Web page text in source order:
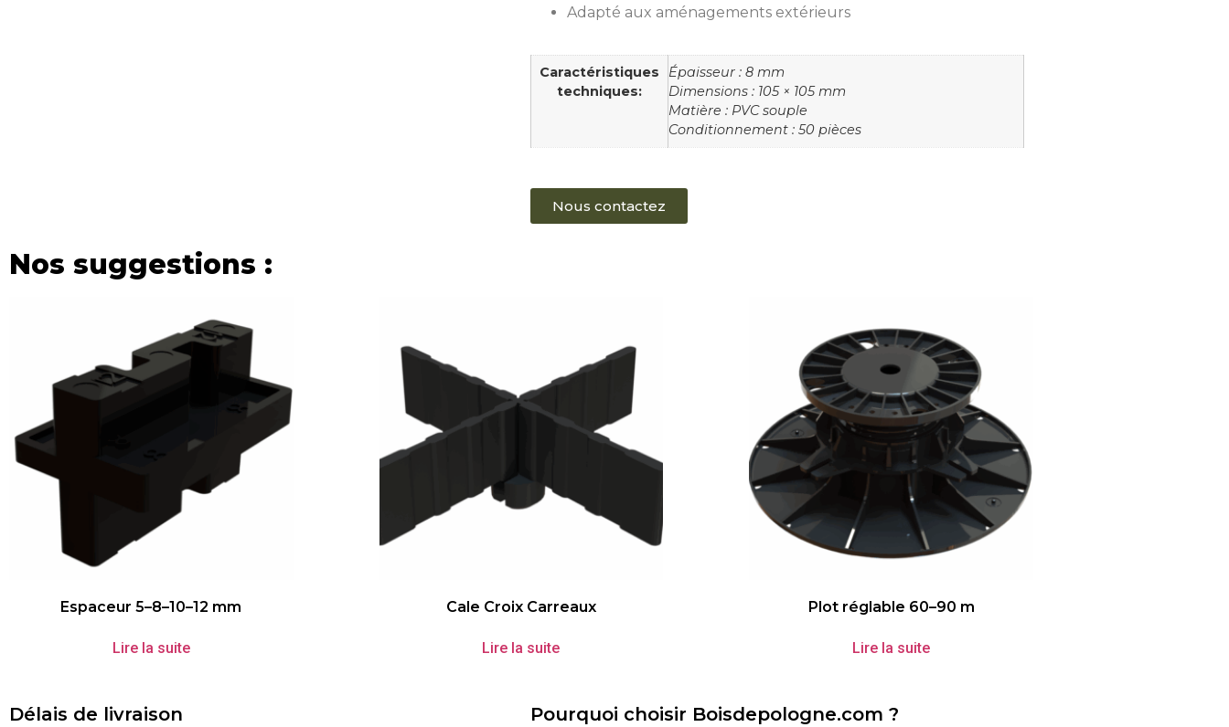
Adapté aux aménagements extérieurs
Caractéristiques
techniques:
Épaisseur : 8 mm
Dimensions : 105 × 105 mm
Matière : PVC souple
Conditionnement : 50 pièces
Nous contactez
Nos suggestions :
Espaceur 5–8–10–12 mm
Lire la suite
Cale Croix Carreaux
Lire la suite
Plot réglable 60–90 m
Lire la suite
Délais de livraison Pourquoi choisir Boisdepologne.com ?